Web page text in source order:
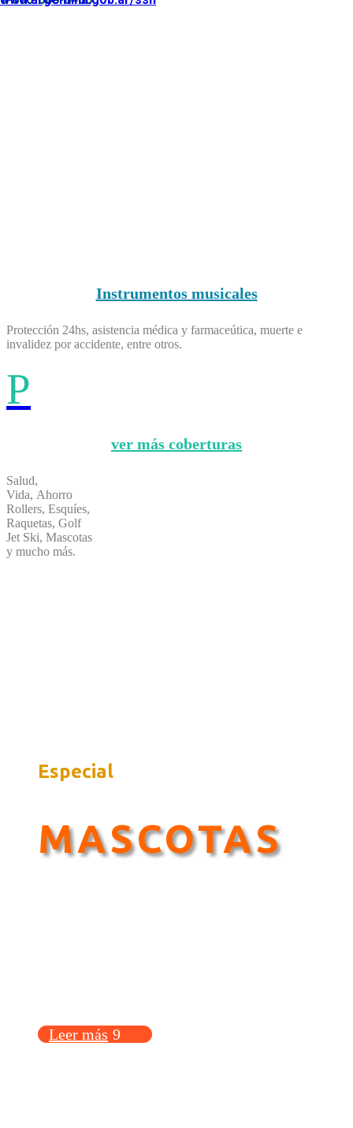
Instrumentos musicales
Protección 24hs, asistencia médica y farmaceútica, muerte e
invalidez por accidente, entre otros.
P
ver más coberturas
Salud,
Vida, Ahorro
Rollers, Esquíes,
Raquetas, Golf
Jet Ski, Mascotas
y mucho más.
Especial
MASCOTAS
Leer más